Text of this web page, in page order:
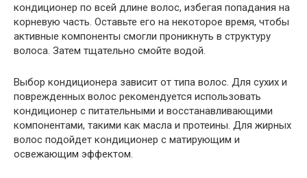
кондиционер по всей длине волос, избегая попадания на
корневую часть. Оставьте его на некоторое время, чтобы
активные компоненты смогли проникнуть в структуру
волоса. Затем тщательно смойте водой.
Выбор кондиционера зависит от типа волос. Для сухих и
поврежденных волос рекомендуется использовать
кондиционер с питательными и восстанавливающими
компонентами, такими как масла и протеины. Для жирных
волос подойдет кондиционер с матирующим и
освежающим эффектом.